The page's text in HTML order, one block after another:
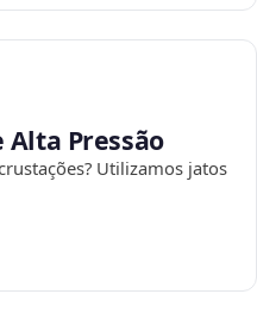
Pressão
Utilizamos jatos